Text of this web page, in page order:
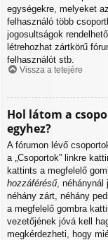
egységekre, melyeket
felhasználó több
jogosultságok
létrehozhat zártkörű
felhasználót stb.
Vissza a tetejére
Hol látom a
egyhez?
A fórumon lévő
a „Csoportok” linkre
kattints a megfelelő
hozzáférésű, néhánynál
néhány zárt, néhány
a megfelelő gombra
vezetőjének jóvá kell
megkérdezheti, hogy